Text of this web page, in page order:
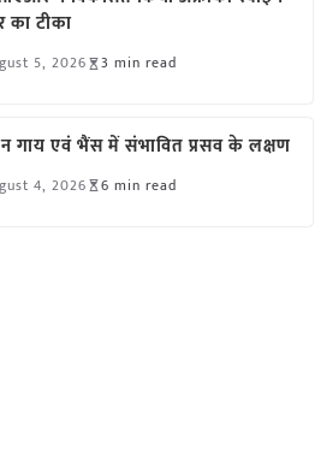
का टीका
5, 2026 3 min read
गाय एवं भैंस में संभावित प्रसव के लक्षण
4, 2026 6 min read